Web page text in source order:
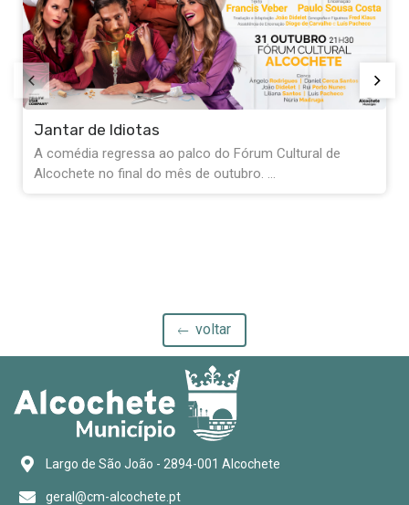
de
Exposição Fernando Pessoa - “Quanto
quanto não fui, tudo isto sou”
A Biblioteca de Alcochete convida-o a entrar
voltar
Largo de São João - 2894-001 Alcochete
geral@cm-alcochete.pt